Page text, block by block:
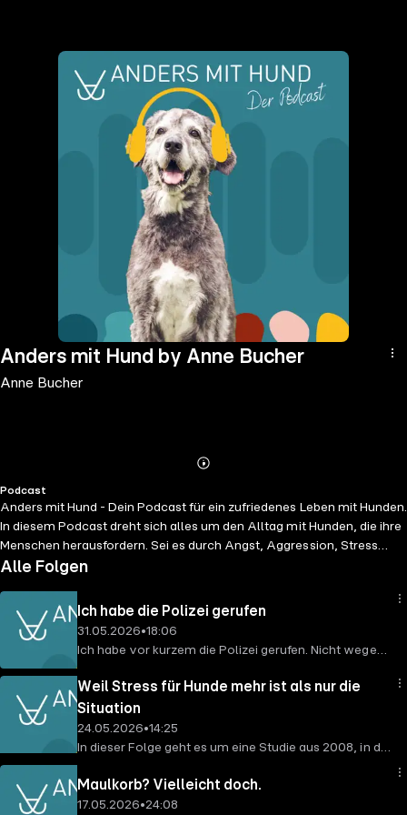
Anders mit Hund by Anne Bucher
Anne Bucher
Mehr
Podcast
Anders mit Hund - Dein Podcast für ein zufriedenes Leben mit Hunden.
In diesem Podcast dreht sich alles um den Alltag mit Hunden, die ihre
Menschen herausfordern. Sei es durch Angst, Aggression, Stress
oder andere Dinge, die zu Verhaltensproblemen im Alltag führen. Als
persönlicher Weiterentwicklung triffst Du bei mir nicht auf das
klassische "Sitz, Platz, Fuß". Meine Inhalte richten sich an alle, die es
ANDERS machen wollen. An alle Menschen, die Lust haben sich
auf Augenhöhe als starke Teampartner:innen durch das Leben zu
gehen. Willst Du mehr über mich und Anders mit Hund wissen?
Abonniere meinen Newsletter:
https://andersmithund.com/facebook
Alle Folgen
Ich habe die Polizei gerufen
31.05.2026•18:06
Ich habe vor kurzem die Polizei gerufen. Nicht wegen
Episode erzähle ich von einer Situation, in der ich
beobachtet habe, wie ein Hund misshandelt wurde.
Ich spreche darüber, warum wir uns entschieden
haben zu handeln, warum wir nicht eingegriffen
Schritte sinnvoll sind, wenn Du selbst einmal in eine
ähnliche Situation kommst. Außerdem geht es um
Weil Stress für Hunde mehr ist als nur die
Situation
24.05.2026•14:25
In dieser Folge geht es um eine Studie aus 2008, in der
Grenzkontrolleur:innen verglichen wurden – beide
arbeiten, aber sie leben sehr unterschiedlich. Und sie
Maulkorb? Vielleicht doch.
17.05.2026•24:08